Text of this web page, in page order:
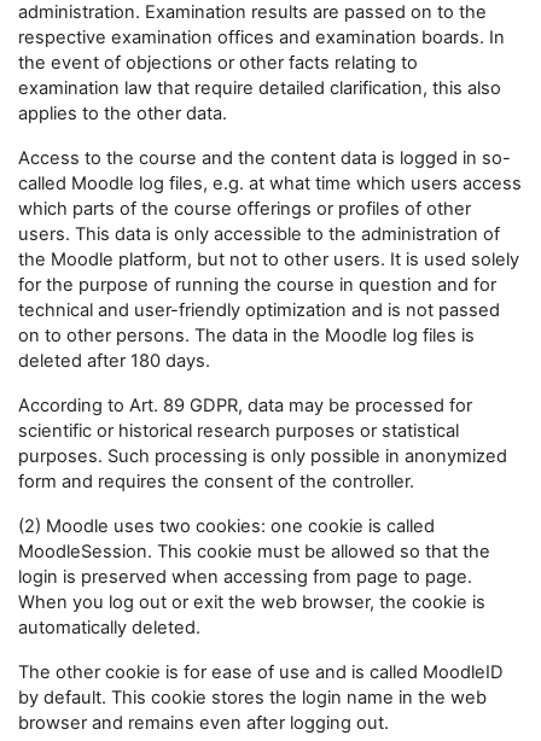
administration. Examination results are passed on to the
respective examination offices and examination boards. In
the event of objections or other facts relating to
examination law that require detailed clarification, this also
applies to the other data.
Access to the course and the content data is logged in so-
called Moodle log files, e.g. at what time which users access
which parts of the course offerings or profiles of other
users. This data is only accessible to the administration of
the Moodle platform, but not to other users. It is used solely
for the purpose of running the course in question and for
technical and user-friendly optimization and is not passed
on to other persons. The data in the Moodle log files is
deleted after 180 days.
According to Art. 89 GDPR, data may be processed for
scientific or historical research purposes or statistical
purposes. Such processing is only possible in anonymized
form and requires the consent of the controller.
(2) Moodle uses two cookies: one cookie is called
MoodleSession. This cookie must be allowed so that the
login is preserved when accessing from page to page.
When you log out or exit the web browser, the cookie is
automatically deleted.
The other cookie is for ease of use and is called MoodleID
by default. This cookie stores the login name in the web
browser and remains even after logging out.